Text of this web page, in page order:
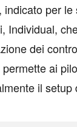
per
Individual,
dei
ai
il setup